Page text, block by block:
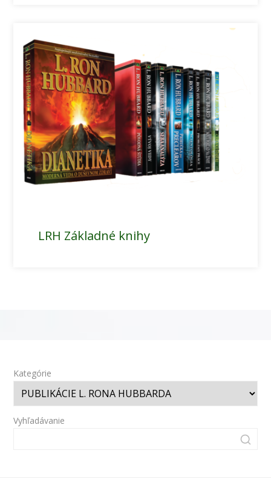
LRH Základné knihy
Kategórie
Vyhľadávanie